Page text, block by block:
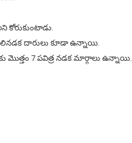
కోరుకుంటాడు.
దారులు కూడా ఉన్నాయి.
7 పవిత్ర నడక మార్గాలు ఉన్నాయి.